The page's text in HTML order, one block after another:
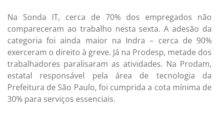
Na Sonda IT, cerca de 70% dos empregados não
compareceram ao trabalho nesta sexta. A adesão da
categoria foi ainda maior na Indra – cerca de 90%
exerceram o direito à greve. Já na Prodesp, metade dos
trabalhadores paralisaram as atividades. Na Prodam,
estatal responsável pela área de tecnologia da
Prefeitura de São Paulo, foi cumprida a cota mínima de
30% para serviços essenciais.